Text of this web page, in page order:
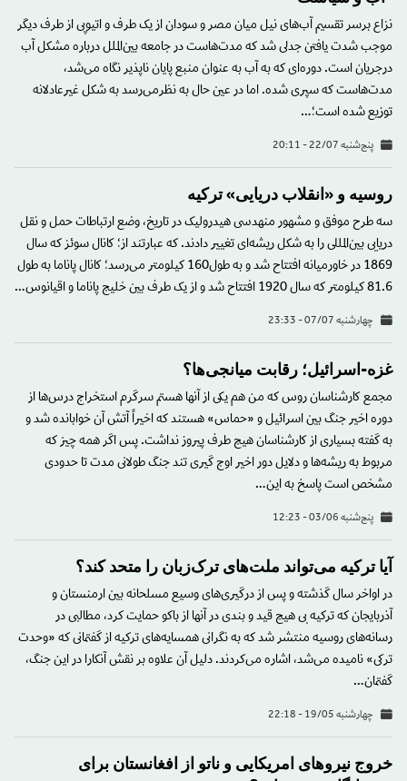
نزاع برسر تقسیم آب‌های نیل میان مصر و سودان از یک طرف و اتیوپی از طرف دیگر
موجب شدت یافتن جدلی شد که مدت‌هاست در جامعه بین‌الملل درباره مشکل آب
درجریان است. دوره‌ای که به آب به عنوان منبع پایان ناپذیر نگاه می‌شد،
مدت‌هاست که سپری شده. اما در عین حال به نظرمی‌رسد به شکل غیرعادلانه
توزیع شده است؛…
پنج‌شنبه 22/07 - 20:11
روسیه و «انقلاب دریایی» ترکیه
سه طرح موفق و مشهور منهدسی هیدرولیک در تاریخ، وضع ارتباطات حمل و نقل
دریایی بین‌المللی را به شکل ریشه‌ای تغییر دادند. که عبارتند از؛ کانال سوئز که سال
1869 در خاورمیانه افتتاح شد و به طول160 کیلومتر می‌رسد؛ کانال پاناما به طول
81.6 کیلومتر که سال 1920 افتتاح شد و از یک طرف بین خلیج پاناما و اقیانوس…
چهارشنبه 07/07 - 23:33
غزه-اسرائیل؛ رقابت میانجی‌ها؟
مجمع کارشناسان روس که من هم یکی از آنها هستم سرگرم استخراج درس‌ها از
دوره اخیر جنگ بین اسرائیل و «حماس» هستند که اخیراً آتش آن خوابانده شد و
به گفته بسیاری از کارشناسان هیچ طرف پیروز نداشت. پس اگر همه چیز که
مربوط به ریشه‌ها و دلایل دور اخیر اوج گیری تند جنگ طولانی مدت تا حدودی
مشخص است پاسخ به این…
پنج‌شنبه 03/06 - 12:23
آیا ترکیه می‌تواند ملت‌های ترک‌زبان را متحد کند؟
در اواخر سال گذشته و پس از درگیری‌های وسیع مسلحانه بین ارمنستان و
آذربایجان که ترکیه بی هیچ قید و بندی در آنها از باکو حمایت کرد، مطالبی در
رسانه‌های روسیه منتشر شد که به نگرانی همسایه‌های ترکیه از گفتمانی که «وحدت
ترکی» نامیده می‌شد، اشاره می‌کردند. دلیل آن علاوه بر نقش آنکارا در این جنگ،
گفتمان…
چهارشنبه 19/05 - 22:18
خروج نیروهای امریکایی و ناتو از افغانستان برای